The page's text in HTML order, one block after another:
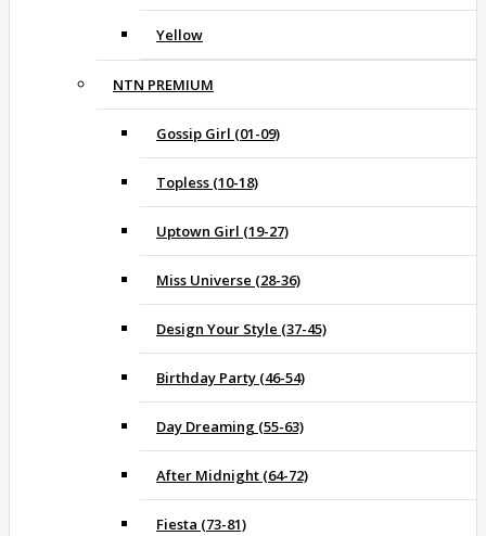
Yellow
NTN PREMIUM
Gossip Girl (01-09)
Topless (10-18)
Uptown Girl (19-27)
Miss Universe (28-36)
Design Your Style (37-45)
Birthday Party (46-54)
Day Dreaming (55-63)
After Midnight (64-72)
Fiesta (73-81)